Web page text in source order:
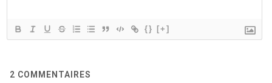
{} [+]
2 COMMENTAIRES